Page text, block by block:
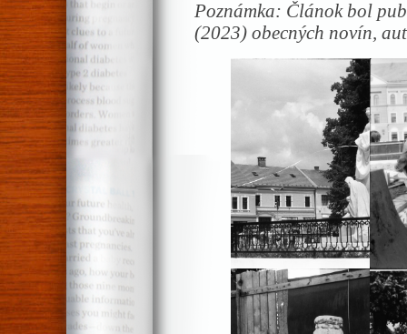
Poznámka: Článok bol
(2023) obecných novín,